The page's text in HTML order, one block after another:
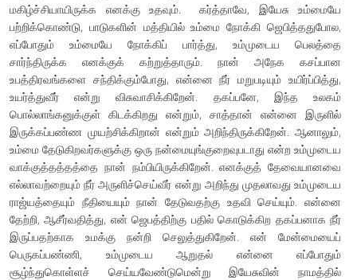
மகிழ்ச்சியாயிருக்க எனக்கு உதவும். கர்த்தாவே, இயேசு உம்மையே
பற்றிக்கொண்டு, பாடுகளின் மத்தியில் உம்மை நோக்கி ஜெபித்ததுபோல,
எப்போதும் உம்மையே நோக்கிப் பார்த்து, உம்முடைய பெலத்தை
சார்ந்திருக்க எனக்குக் கற்றுத்தாரும். நான் அநேக கசப்பான
உபத்திரவங்களை சந்திக்கும்போது, என்னை நீர் மறுபடியும் உயிர்ப்பித்து,
உயர்த்துவீர் என்று விசுவாசிக்கிறேன். தகப்பனே, இந்த உலகம்
பொல்லாங்கனுக்குள் கிடக்கிறது என்றும், சாத்தான் என்னை இருளில்
இருக்கப்பண்ண முயற்சிக்கிறான் என்றும் அறிந்திருக்கிறேன். ஆனாலும்,
உம்மை தேடுகிறவர்களுக்கு ஒரு நன்மையுங்குறைவுபடாது என்ற உம்முடைய
வாக்குத்தத்தத்தை நான் நம்பியிருக்கிறேன். எனக்குத் தேவையானவை
எல்லாவற்றையும் நீர் அருளிச்செய்வீர் என்று அறிந்து முதலாவது உம்முடைய
ராஜ்யத்தையும் நீதியையும் நான் தேடுவதற்கு உதவி செய்யும். என்னை
தேற்றி, ஆசீர்வதித்து, என் ஜெபத்திற்கு பதில் கொடுக்கிற தகப்பனாக நீர்
இருப்பதற்காக உமக்கு நன்றி செலுத்துகிறேன். என் மேன்மையைப்
பெருகப்பண்ணி, உம்முடைய ஆறுதல் என்னை எப்போதும்
சூழ்ந்துகொள்ளச் செய்யவேண்டுமென்று இயேசுவின் நாமத்தில்